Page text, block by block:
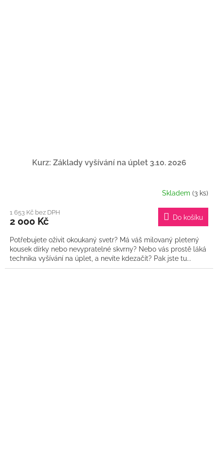
Kurz: Základy vyšívání na úplet 3.10. 2026
Skladem (3 ks)
1 653 Kč bez DPH
2 000 Kč Do košíku
Potřebujete oživit okoukaný svetr? Má váš milovaný pletený
kousek dírky nebo nevypratelné skvrny? Nebo vás prostě láká
technika vyšívání na úplet, a nevíte kdezačít? Pak jste tu...